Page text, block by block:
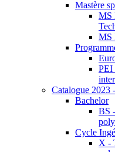
Mastère
MS
MS
PEI
Catalogue 2023
Bachelor
BS
Cycle
X -